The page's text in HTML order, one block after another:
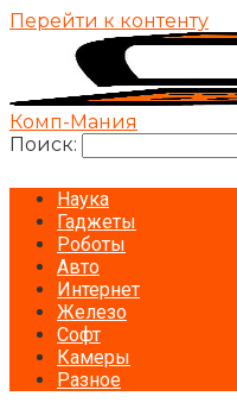
Перейти к контенту
Комп-Мания
Поиск:
Наука
Гаджеты
Роботы
Авто
Интернет
Железо
Софт
Камеры
Разное